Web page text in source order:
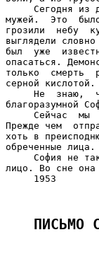
Сегодня из
мужей.  Это
грозили  небу
выглядели
был  уже
опасаться.
только  смерть
серной кислотой.
Не  знаю,
благоразумной
Сейчас  мы
Прежде чем
хоть в
обреченные лица.
София не
лицо. Во сне она
     1953
ПИСЬМО